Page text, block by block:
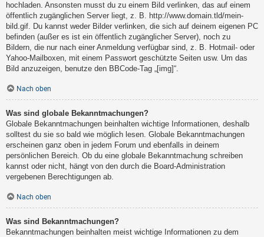
hochladen. Ansonsten musst du zu einem Bild verlinken, das auf einem
öffentlich zugänglichen Server liegt, z. B. http://www.domain.tld/mein-
bild.gif. Du kannst weder Bilder verlinken, die sich auf deinem eigenen PC
befinden (außer es ist ein öffentlich zugänglicher Server), noch zu
Bildern, die nur nach einer Anmeldung verfügbar sind, z. B. Hotmail- oder
Yahoo-Mailboxen, mit einem Passwort geschützte Seiten usw. Um das
Bild anzuzeigen, benutze den BBCode-Tag „[img]“.
Nach oben
Was sind globale Bekanntmachungen?
Globale Bekanntmachungen beinhalten wichtige Informationen, deshalb
solltest du sie so bald wie möglich lesen. Globale Bekanntmachungen
erscheinen ganz oben in jedem Forum und ebenfalls in deinem
persönlichen Bereich. Ob du eine globale Bekanntmachung schreiben
kannst oder nicht, hängt von den durch die Board-Administration
vergebenen Berechtigungen ab.
Nach oben
Was sind Bekanntmachungen?
Bekanntmachungen beinhalten meist wichtige Informationen zu dem